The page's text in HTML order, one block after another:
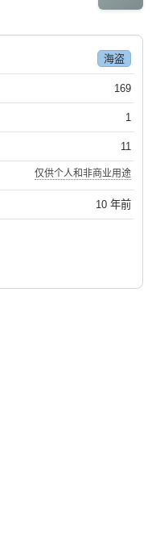
海盗
169
1
11
仅供个人和非商业用途
10 年前